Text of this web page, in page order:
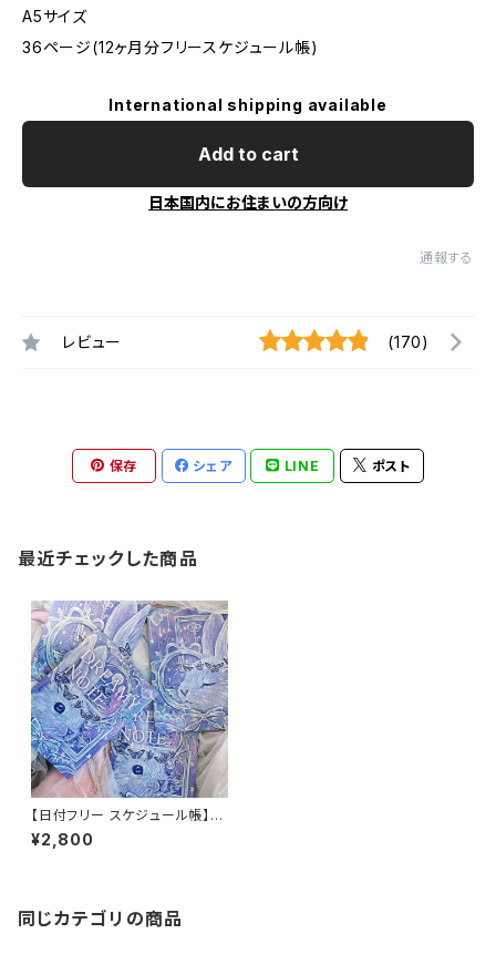
A5サイズ
36ページ(12ヶ月分フリースケジュール帳)
International shipping available
Add to cart
日本国内にお住まいの方向け
通報する
レビュー (170)
保存 シェア LINE ポスト
最近チェックした商品
【日付フリー スケジュール帳】D
REAMY NOTE(うさぎ)
¥2,800
同じカテゴリの商品